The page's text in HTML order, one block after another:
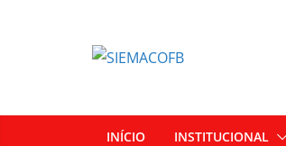
INÍCIO INSTITUCIONAL